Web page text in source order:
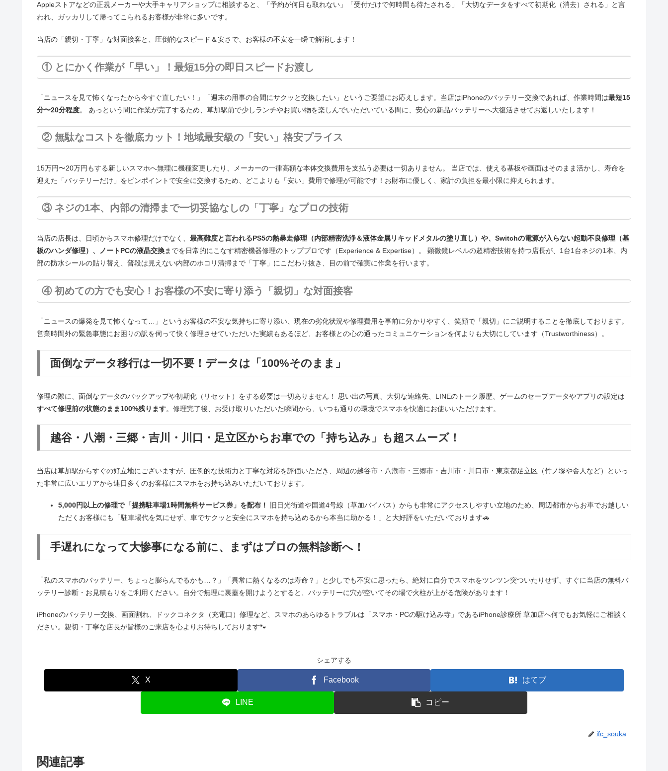
Appleストアなどの正規メーカーや大手キャリアショップに相談すると、「予約が何日も取れない」「受付だけで何時間も待たされる」「大切なデータをすべて初期化（消去）される」と言
われ、ガッカリして帰ってこられるお客様が非常に多いです。
当店の「親切・丁寧」な対面接客と、圧倒的なスピード＆安さで、お客様の不安を一瞬で解消します！
① とにかく作業が「早い」！最短15分の即日スピードお渡し
「ニュースを見て怖くなったから今すぐ直したい！」「週末の用事の合間にサクッと交換したい」というご要望にお応えします。当店はiPhoneのバッテリー交換であれば、作業時間は最短15
分〜20分程度。 あっという間に作業が完了するため、草加駅前で少しランチやお買い物を楽しんでいただいている間に、安心の新品バッテリーへ大復活させてお返しいたします！
② 無駄なコストを徹底カット！地域最安級の「安い」格安プライス
15万円〜20万円もする新しいスマホへ無理に機種変更したり、メーカーの一律高額な本体交換費用を支払う必要は一切ありません。 当店では、使える基板や画面はそのまま活かし、寿命を
迎えた「バッテリーだけ」をピンポイントで安全に交換するため、どこよりも「安い」費用で修理が可能です！お財布に優しく、家計の負担を最小限に抑えられます。
③ ネジの1本、内部の清掃まで一切妥協なしの「丁寧」なプロの技術
当店の店長は、日頃からスマホ修理だけでなく、 最高難度と言われるPS5の熱暴走修理（内部精密洗浄＆液体金属リキッドメタルの塗り直し）や、Switchの電源が入らない起動不良修理（基
板のハンダ修理）、ノートPCの液晶交換までを日常的にこなす精密機器修理のトッププロです（Experience & Expertise）。 顕微鏡レベルの超精密技術を持つ店長が、1台1台ネジの1本、内
部の防水シールの貼り替え、普段は見えない内部のホコリ清掃まで「丁寧」にこだわり抜き、目の前で確実に作業を行います。
④ 初めての方でも安心！お客様の不安に寄り添う「親切」な対面接客
「ニュースの爆発を見て怖くなって…」というお客様の不安な気持ちに寄り添い、現在の劣化状況や修理費用を事前に分かりやすく、笑顔で「親切」にご説明することを徹底しております。
営業時間外の緊急事態にお困りの訳を伺って快く修理させていただいた実績もあるほど、お客様との心の通ったコミュニケーションを何よりも大切にしています（Trustworthiness）。
面倒なデータ移行は一切不要！データは「100%そのまま」
修理の際に、面倒なデータのバックアップや初期化（リセット）をする必要は一切ありません！ 思い出の写真、大切な連絡先、LINEのトーク履歴、ゲームのセーブデータやアプリの設定は
すべて修理前の状態のまま100%残ります。修理完了後、お受け取りいただいた瞬間から、いつも通りの環境でスマホを快適にお使いいただけます。
越谷・八潮・三郷・吉川・川口・足立区からお車での「持ち込み」も超スムーズ！
当店は草加駅からすぐの好立地にございますが、圧倒的な技術力と丁寧な対応を評価いただき、周辺の越谷市・八潮市・三郷市・吉川市・川口市・東京都足立区（竹ノ塚や舎人など）といっ
た非常に広いエリアから連日多くのお客様にスマホをお持ち込みいただいております。
5,000円以上の修理で「提携駐車場1時間無料サービス券」を配布！
旧日光街道や国道4号線（草加バイパス）からも非常にアクセスしやすい立地のため、周辺都市からお車でお越しい
ただくお客様にも「駐車場代を気にせず、車でサクッと安全にスマホを持ち込めるから本当に助かる！」と大好評をいただいております🚗
手遅れになって大惨事になる前に、まずはプロの無料診断へ！
「私のスマホのバッテリー、ちょっと膨らんでるかも…？」「異常に熱くなるのは寿命？」と少しでも不安に思ったら、絶対に自分でスマホをツンツン突ついたりせず、すぐに当店の無料バ
ッテリー診断・お見積もりをご利用ください。自分で無理に裏蓋を開けようとすると、バッテリーに穴が空いてその場で火柱が上がる危険があります！
iPhoneのバッテリー交換、画面割れ、ドックコネクタ（充電口）修理など、スマホのあらゆるトラブルは「スマホ・PCの駆け込み寺」であるiPhone診療所 草加店へ何でもお気軽にご相談く
ださい。親切・丁寧な店長が皆様のご来店を心よりお待ちしております🐾
シェアする
X Facebook はてブ
LINE コピー
ifc_souka
関連記事